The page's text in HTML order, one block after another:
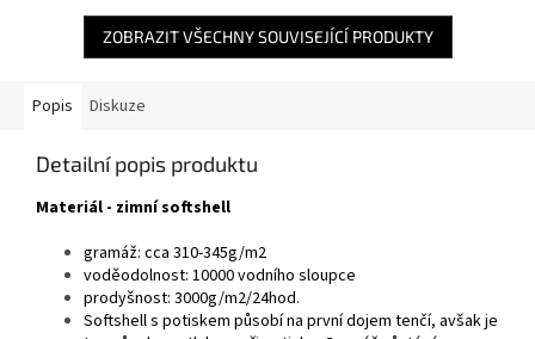
ZOBRAZIT VŠECHNY SOUVISEJÍCÍ PRODUKTY
Popis Diskuze
Detailní popis produktu
Materiál - zimní softshell
gramáž: cca 310-345g/m2
voděodolnost: 10000 vodního sloupce
prodyšnost: 3000g/m2/24hod.
Softshell s potiskem působí na první dojem tenčí, avšak je